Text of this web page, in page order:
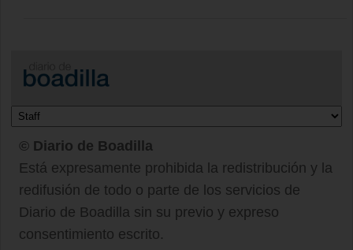
© Diario de Boadilla
Está expresamente prohibida la redistribución y la
redifusión de todo o parte de los servicios de
Diario de Boadilla sin su previo y expreso
consentimiento escrito.